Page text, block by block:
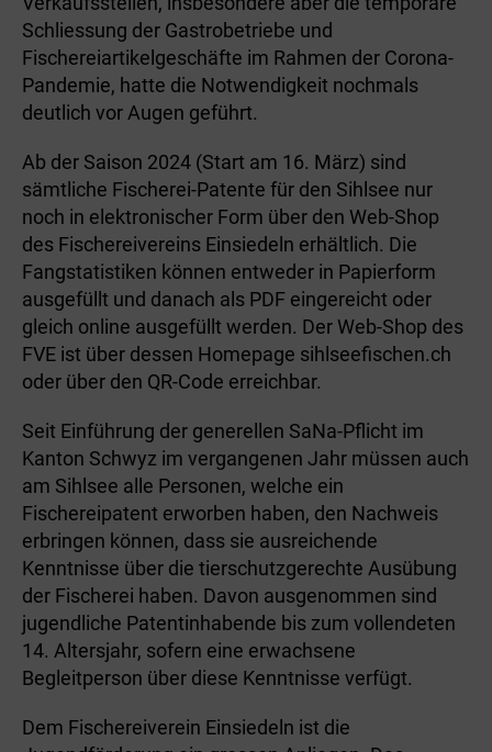
Schliessung der Gastrobetriebe und
Fischereiartikelgeschäfte im Rahmen der Corona-
Pandemie, hatte die Notwendigkeit nochmals
deutlich vor Augen geführt.
Ab der Saison 2024 (Start am 16. März) sind
sämtliche Fischerei-Patente für den Sihlsee nur
noch in elektronischer Form über den Web-Shop
des Fischereivereins Einsiedeln erhältlich. Die
Fangstatistiken können entweder in Papierform
ausgefüllt und danach als PDF eingereicht oder
gleich online ausgefüllt werden. Der Web-Shop des
FVE ist über dessen Homepage sihlseefischen.ch
oder über den QR-Code erreichbar.
Seit Einführung der generellen SaNa-Pflicht im
Kanton Schwyz im vergangenen Jahr müssen auch
am Sihlsee alle Personen, welche ein
Fischereipatent erworben haben, den Nachweis
erbringen können, dass sie ausreichende
Kenntnisse über die tierschutzgerechte Ausübung
der Fischerei haben. Davon ausgenommen sind
jugendliche Patentinhabende bis zum vollendeten
14. Altersjahr, sofern eine erwachsene
Begleitperson über diese Kenntnisse verfügt.
Dem Fischereiverein Einsiedeln ist die